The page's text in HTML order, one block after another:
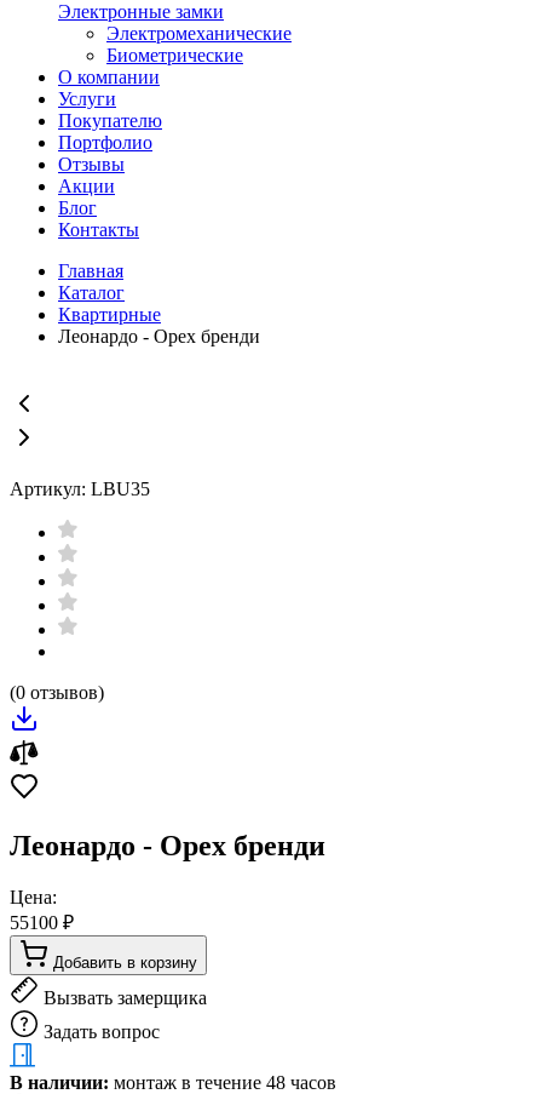
Электронные замки
Электромеханические
Биометрические
О компании
Услуги
Покупателю
Портфолио
Отзывы
Акции
Блог
Контакты
Главная
Каталог
Квартирные
Леонардо - Орех бренди
Артикул: LBU35
(0 отзывов)
Леонардо - Орех бренди
Цена:
55100 ₽
Добавить в корзину
Вызвать замерщика
Задать вопрос
В наличии: монтаж в течение 48 часов